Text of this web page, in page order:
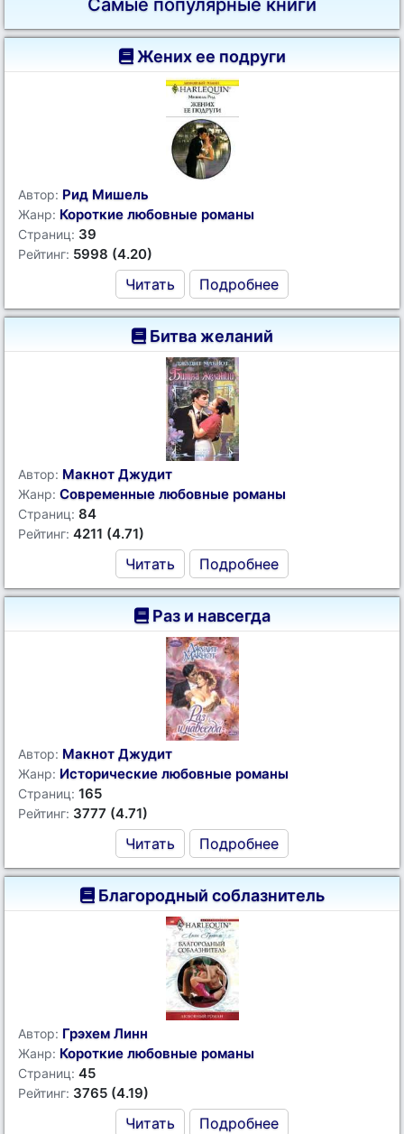
Самые популярные книги
Жених ее подруги
Автор: Рид Мишель
Жанр: Короткие любовные романы
Страниц: 39
Рейтинг: 5998 (4.20)
Читать Подробнее
Битва желаний
Автор: Макнот Джудит
Жанр: Современные любовные романы
Страниц: 84
Рейтинг: 4211 (4.71)
Читать Подробнее
Раз и навсегда
Автор: Макнот Джудит
Жанр: Исторические любовные романы
Страниц: 165
Рейтинг: 3777 (4.71)
Читать Подробнее
Благородный соблазнитель
Автор: Грэхем Линн
Жанр: Короткие любовные романы
Страниц: 45
Рейтинг: 3765 (4.19)
Читать Подробнее